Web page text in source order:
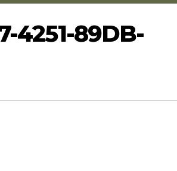
4251-89DB-